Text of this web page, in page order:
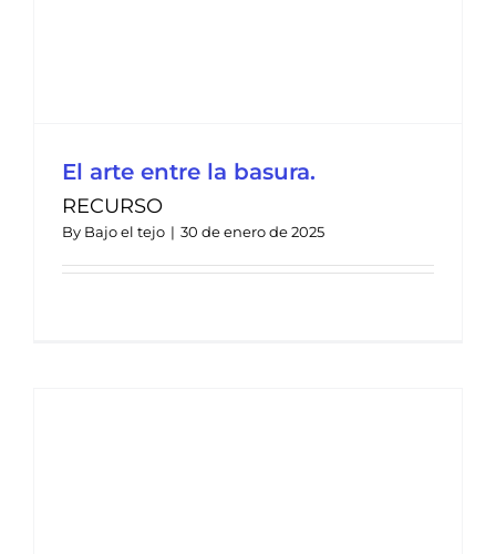
El arte entre la basura.
RECURSO
By Bajo el tejo | 30 de enero de 2025